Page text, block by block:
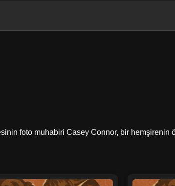
foto muhabiri Casey Connor, bir hemşirenin